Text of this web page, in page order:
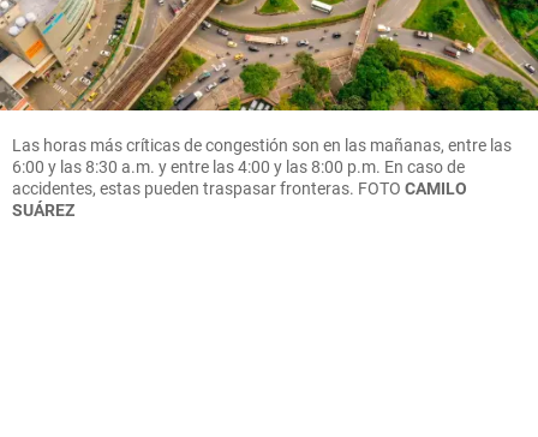
Las horas más críticas de congestión son en las mañanas, entre las
6:00 y las 8:30 a.m. y entre las 4:00 y las 8:00 p.m. En caso de
accidentes, estas pueden traspasar fronteras. FOTO CAMILO
SUÁREZ